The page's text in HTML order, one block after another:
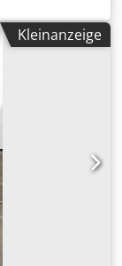
max.
105 mm -
1,5 mm ; 45 mm
; 45 mm in 4
größte Hubzahl
V / 4 kW -
- Gewicht ca.
mit
Aufnahmen
Kleinanzeige